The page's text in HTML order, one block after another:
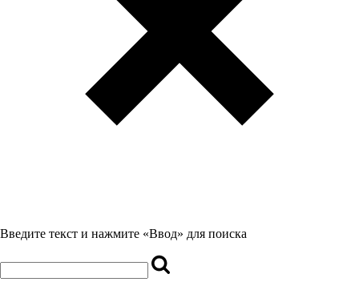
Введите текст и нажмите «Ввод» для поиска